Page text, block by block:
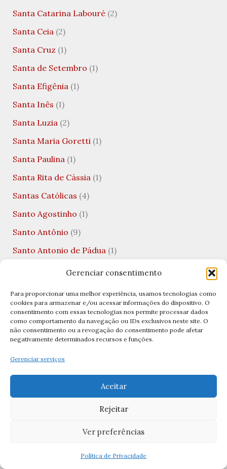
Gerenciar consentimento
Para proporcionar uma melhor experiência, usamos tecnologias como
cookies para armazenar e/ou acessar informações do dispositivo. O
consentimento com essas tecnologias nos permite processar dados
como comportamento da navegação ou IDs exclusivos neste site. O
não consentimento ou a revogação do consentimento pode afetar
negativamente determinados recursos e funções.
Gerenciar serviços
Aceitar
Rejeitar
Ver preferências
Política de Privacidade
Santa Catarina Labouré(2)
Santa Ceia(2)
Santa Cruz (1)
Santa de Setembro (1)
Santa Efigênia(1)
Santa Inês (1)
Santa Luzia(2)
Santa Maria Goretti(1)
Santa Paulina(1)
Santa Rita de Cássia(1)
Santas Católicas (4)
Santo Agostinho (1)
Santo Antônio (9)
Santo Antonio de Pádua(1)
Santo Expedito
Santo Isodoro(1)
Santos(25)
Santos Brasileiros(2)
Santos Católicos
Santos de Abril(5)
Santos de Agosto(6)
(11)
Santos de Fevereiro(7)
(25)